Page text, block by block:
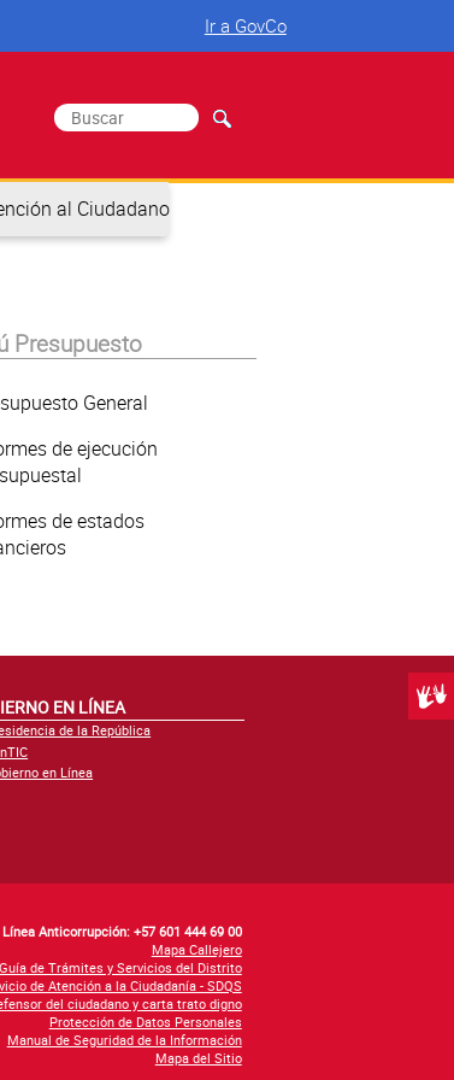
Ir a GovCo
Formulario de búsqueda
Buscar
al Ciudadano
Presupuesto
General
de ejecución
de estados
EN LÍNEA
de la República
en Línea
Línea Anticorrupción: +57 601 444 69 00
Mapa Callejero
Guía de Trámites y Servicios del Distrito
de Atención a la Ciudadanía - SDQS
del ciudadano y carta trato digno
Protección de Datos Personales
Manual de Seguridad de la Información
Mapa del Sitio